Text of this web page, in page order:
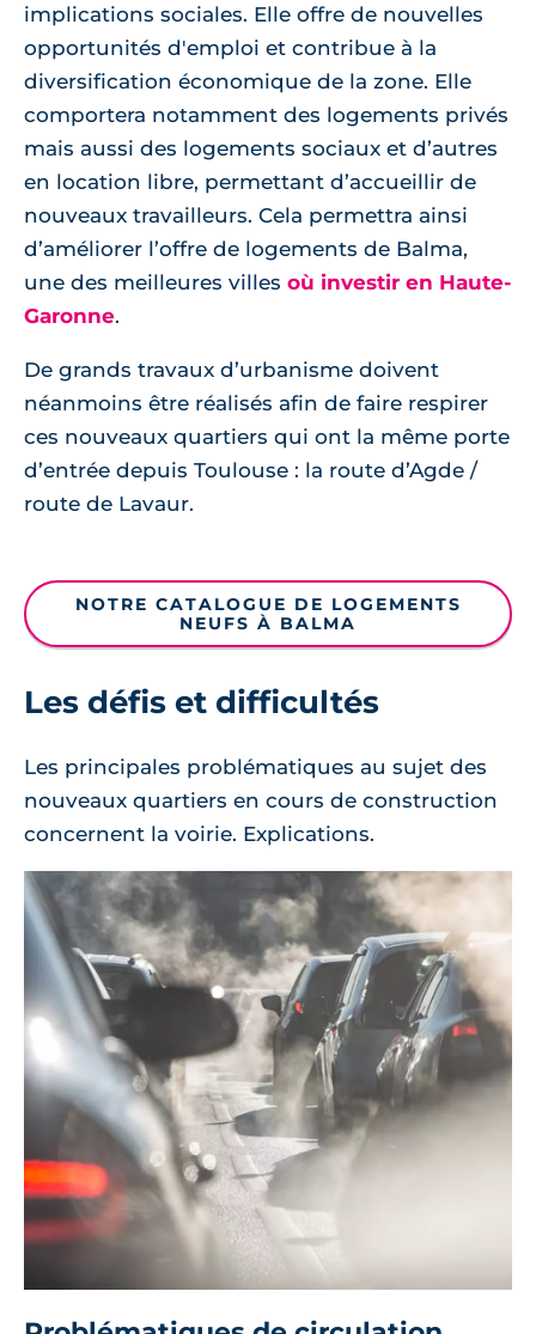
implications sociales. Elle offre de nouvelles
opportunités d'emploi et contribue à la
diversification économique de la zone. Elle
comportera notamment des logements privés
mais aussi des logements sociaux et d’autres
en location libre, permettant d’accueillir de
nouveaux travailleurs. Cela permettra ainsi
d’améliorer l’offre de logements de Balma,
une des meilleures villes où investir en Haute-
Garonne.
De grands travaux d’urbanisme doivent
néanmoins être réalisés afin de faire respirer
ces nouveaux quartiers qui ont la même porte
d’entrée depuis Toulouse : la route d’Agde /
route de Lavaur.
NOTRE CATALOGUE DE LOGEMENTS
NEUFS À BALMA
Les défis et difficultés
Les principales problématiques au sujet des
nouveaux quartiers en cours de construction
concernent la voirie. Explications.